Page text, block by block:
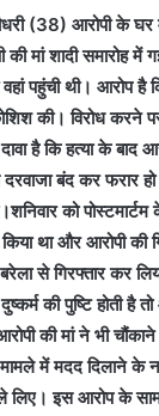
(38) आरोपी के
की मां शादी समारोह
पहुंची थी। आरोप है
की। विरोध करने
है कि हत्या के बाद
दरवाजा बंद कर फरार
को पोस्टमार्टम
था और आरोपी की
से गिरफ्तार कर
की पुष्टि होती है
की मां ने भी
में मदद दिलाने के
इस आरोप के